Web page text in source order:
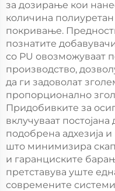
за дозирање кои
количина
покривање.
познатите
со PU овозможуваат
производство,
да ги задоволат
пропорционално
Придобивките за
вклучуваат
подобрена адхезија
што минимизира
и гаранциските
претставува уште
современите